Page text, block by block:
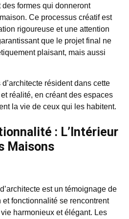
formes qui donneront
Ce processus créatif est
rigoureuse et une attention
que le projet final ne
plaisant, mais aussi
résident dans cette
réalité, en créant des espaces
la vie de ceux qui les habitent.
: L’Intérieur
Maisons
est un témoignage de
fonctionnalité se rencontrent
harmonieux et élégant. Les